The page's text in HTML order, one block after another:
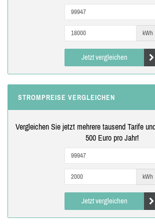
kWh
Jetzt vergleichen
STROMPREISE VERGLEICHEN
Vergleichen Sie jetzt mehrere tausend Tarife
500 Euro pro Jahr!
kWh
Jetzt vergleichen